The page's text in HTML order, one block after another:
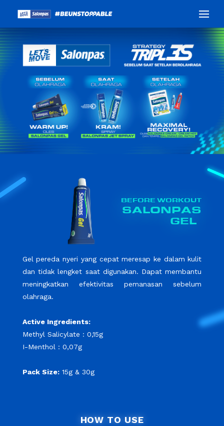
BEFORE WORKOUT
SALONPAS
GEL
Gel pereda nyeri yang cepat meresap ke dalam kulit
dan tidak lengket saat digunakan. Dapat membantu
meningkatkan efektivitas pemanasan sebelum
olahraga.
Active Ingredients:
Methyl Salicylate : 0,15g
I-Menthol : 0,07g
Pack Size:15g & 30g
HOW TO USE